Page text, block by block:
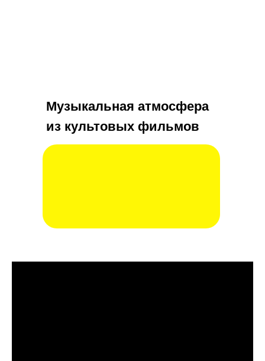
Музыкальная атмосфера
из культовых фильмов